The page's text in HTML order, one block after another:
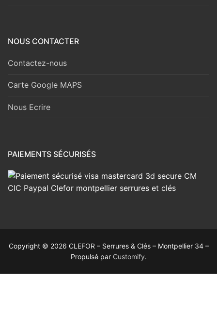
NOUS CONTACTER
Contactez-nous
Carte Google MAPS
Nous Ecrire
PAIEMENTS SÉCURISÉS
Copyright © 2026 CLEFOR – Serrures & Clés – Montpellier 34 –
Propulsé par Customify.